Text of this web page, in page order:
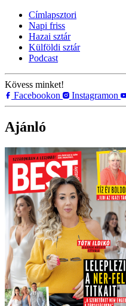
Címlapsztori
Napi friss
Hazai sztár
Külföldi sztár
Podcast
Kövess minket!
Facebookon
Instagramon
Ajánló